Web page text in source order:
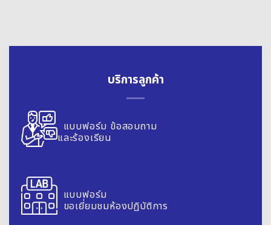
บริการลูกค้า
แบบฟอร์ม ข้อสอบถาม
และร้องเรียน
แบบฟอร์ม
ขอเยี่ยมชมห้องปฎิบัติการ